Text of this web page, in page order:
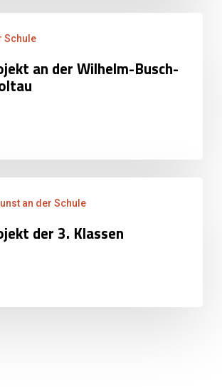
Schule
an der Wilhelm-Busch-
an der Schule
der 3. Klassen